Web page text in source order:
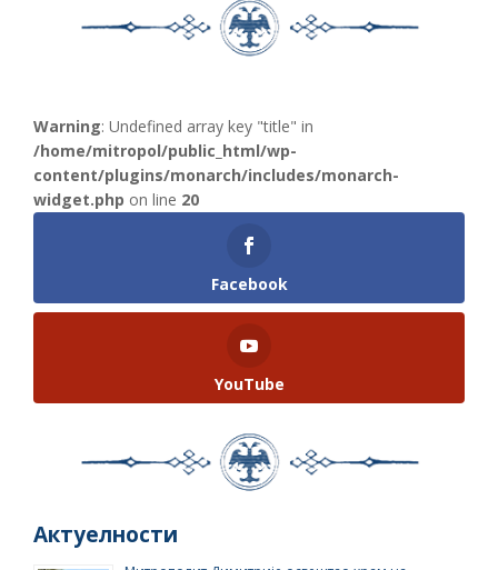
Warning: Undefined array key "title" in
/home/mitropol/public_html/wp-
content/plugins/monarch/includes/monarch-
widget.php on line 20
Facebook
YouTube
Актуелности